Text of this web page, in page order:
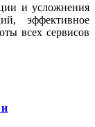
и усложнения
эффективное
всех сервисов